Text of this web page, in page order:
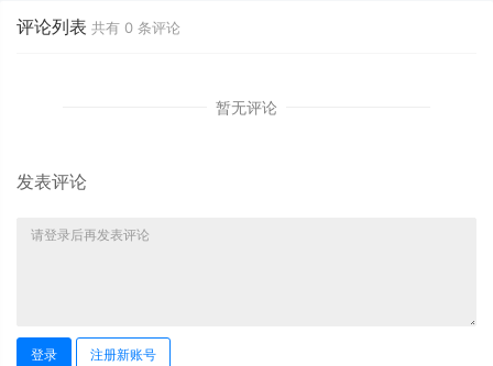
评论列表 共有 0 条评论
暂无评论
发表评论
登录 注册新账号